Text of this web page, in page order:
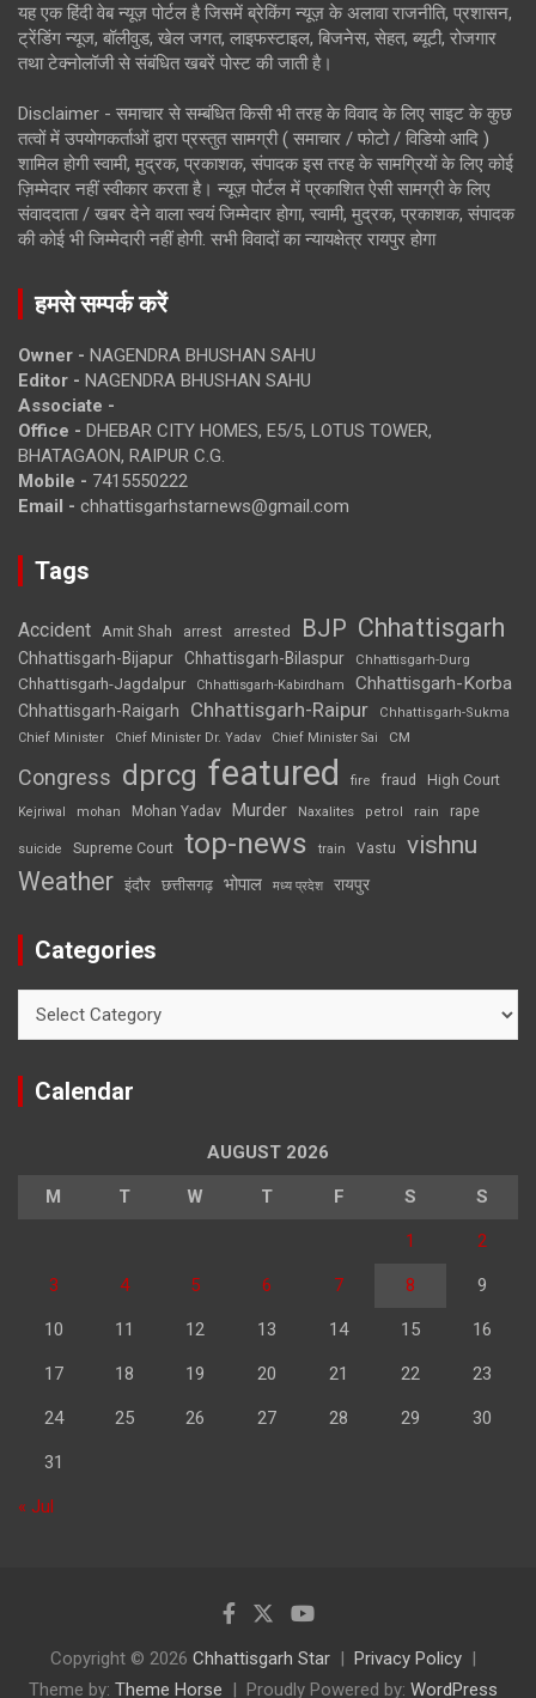
यह एक हिंदी वेब न्यूज़ पोर्टल है जिसमें ब्रेकिंग न्यूज़ के अलावा राजनीति, प्रशासन,
ट्रेंडिंग न्यूज, बॉलीवुड, खेल जगत, लाइफस्टाइल, बिजनेस, सेहत, ब्यूटी, रोजगार
तथा टेक्नोलॉजी से संबंधित खबरें पोस्ट की जाती है।
Disclaimer - समाचार से सम्बंधित किसी भी तरह के विवाद के लिए साइट के कुछ
तत्वों में उपयोगकर्ताओं द्वारा प्रस्तुत सामग्री ( समाचार / फोटो / विडियो आदि )
शामिल होगी स्वामी, मुद्रक, प्रकाशक, संपादक इस तरह के सामग्रियों के लिए कोई
ज़िम्मेदार नहीं स्वीकार करता है। न्यूज़ पोर्टल में प्रकाशित ऐसी सामग्री के लिए
संवाददाता / खबर देने वाला स्वयं जिम्मेदार होगा, स्वामी, मुद्रक, प्रकाशक, संपादक
की कोई भी जिम्मेदारी नहीं होगी. सभी विवादों का न्यायक्षेत्र रायपुर होगा
हमसे सम्पर्क करें
Owner - NAGENDRA BHUSHAN SAHU
Editor - NAGENDRA BHUSHAN SAHU
Associate -
Office - DHEBAR CITY HOMES, E5/5, LOTUS TOWER,
BHATAGAON, RAIPUR C.G.
Mobile - 7415550222
Email - chhattisgarhstarnews@gmail.com
Tags
Accident Amit Shah arrest arrested BJP Chhattisgarh
Chhattisgarh-Bijapur Chhattisgarh-Bilaspur Chhattisgarh-Durg
Chhattisgarh-Jagdalpur Chhattisgarh-Kabirdham Chhattisgarh-Korba
Chhattisgarh-Raigarh Chhattisgarh-Raipur
Chhattisgarh-Sukma
Chief Minister
Chief Minister Dr. Yadav Chief Minister Sai CM
Congress dprcg featured fire fraud High Court
Kejriwal mohan Mohan Yadav Murder Naxalites petrol rain rape
suicide Supreme Court top-news train Vastu vishnu
Weather इंदौर छत्तीसगढ़ भोपाल मध्य प्रदेश रायपुर
Categories
Calendar
AUGUST 2026
M T W T F S S
1 2
3 4 5 6 7 8 9
10 11 12 13 14 15 16
17 18 19 20 21 22 23
24 25 26 27 28 29 30
31
« Jul
Copyright © 2026 Chhattisgarh Star
Privacy Policy
Theme by: Theme Horse Proudly Powered by: WordPress